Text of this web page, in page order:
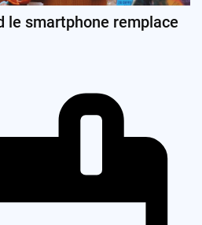
le smartphone remplace